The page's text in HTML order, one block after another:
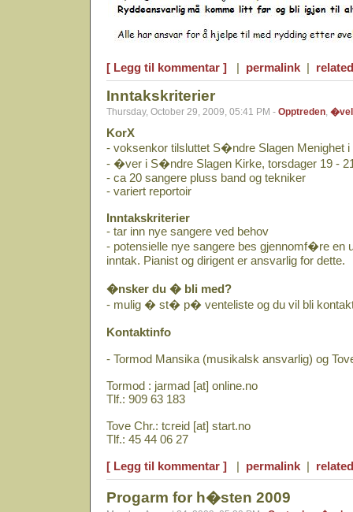
[ Legg til kommentar ] | permalink |
Inntakskriterier
Thursday, October 29, 2009, 05:41 PM - Opptreden,
KorX
- voksenkor tilsluttet S�ndre Slagen Menighet
- �ver i S�ndre Slagen Kirke, torsdager 19 -
- ca 20 sangere pluss band og tekniker
- variert reportoir
Inntakskriterier
- tar inn nye sangere ved behov
- potensielle nye sangere bes gjennomf�re
inntak. Pianist og dirigent er ansvarlig for dette.
�nsker du � bli med?
- mulig � st� p� venteliste og du vil bli
Kontaktinfo
- Tormod Mansika (musikalsk ansvarlig) og
Tormod : jarmad [at] online.no
Tlf.: 909 63 183
Tove Chr.: tcreid [at] start.no
Tlf.: 45 44 06 27
[ Legg til kommentar ] | permalink |
Progarm for h�sten 2009